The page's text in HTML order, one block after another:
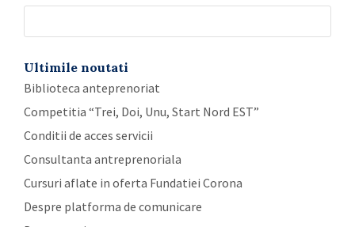
Ultimile noutati
Biblioteca anteprenoriat
Competitia “Trei, Doi, Unu, Start Nord EST”
Conditii de acces servicii
Consultanta antreprenoriala
Cursuri aflate in oferta Fundatiei Corona
Despre platforma de comunicare